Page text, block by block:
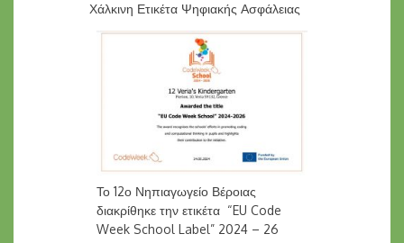
Χάλκινη Ετικέτα Ψηφιακής Ασφάλειας
Το 12ο Νηπιαγωγείο Βέροιας
διακρίθηκε την ετικέτα “EU Code
Week School Label” 2024 – 26